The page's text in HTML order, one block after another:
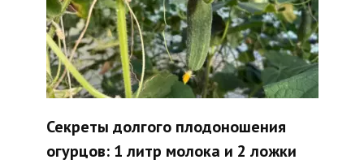
Секреты долгого плодоношения
огурцов: 1 литр молока и 2 ложки